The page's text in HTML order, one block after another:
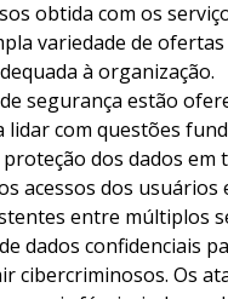
obtida com os
variedade de
à organização.
segurança estão
com questões
dos dados em
acessos dos usuários
entre múltiplos
dados confidenciais
cibercriminosos. Os